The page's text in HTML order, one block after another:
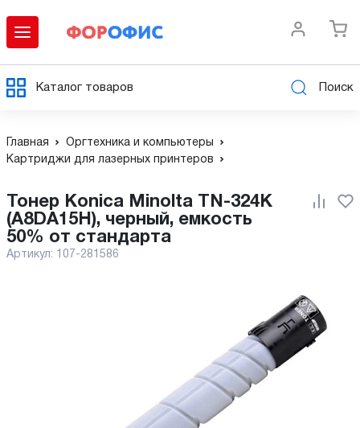
Каталог товаров Поиск
Главная
Оргтехника и компьютеры
Картриджи для лазерных принтеров
(A8DA15H), черный, емкость
50% от стандарта
Артикул: 107-281586